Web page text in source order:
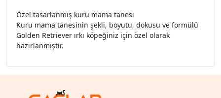
Özel tasarlanmış kuru mama tanesi
Kuru mama tanesinin şekli, boyutu, dokusu ve formülü
Golden Retriever ırkı köpeğiniz için özel olarak
hazırlanmıştır.